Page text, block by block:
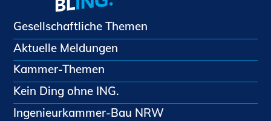
Gesellschaftliche Themen
Aktuelle Meldungen
Kammer-Themen
Kein Ding ohne ING.
Ingenieurkammer-Bau NRW